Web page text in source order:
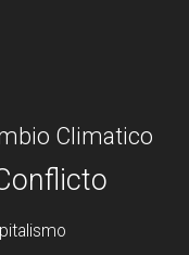
Climatico